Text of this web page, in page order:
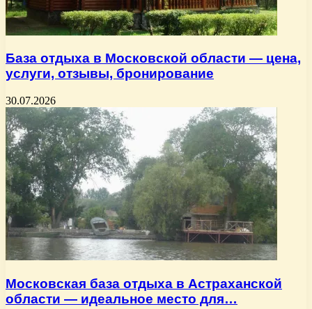
База отдыха в Московской области — цена,
услуги, отзывы, бронирование
30.07.2026
Московская база отдыха в Астраханской
области — идеальное место для…